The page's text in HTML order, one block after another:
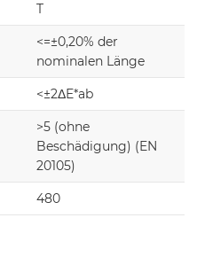
T
<=±0,20% der
nominalen Länge
<±2ΔE*ab
>5 (ohne
Beschädigung) (EN
20105)
480